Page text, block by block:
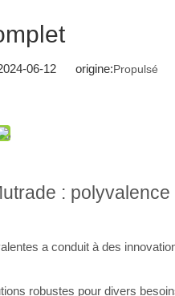
06-12 origine:Propulsé
: polyvalence
a conduit à des
robustes pour divers